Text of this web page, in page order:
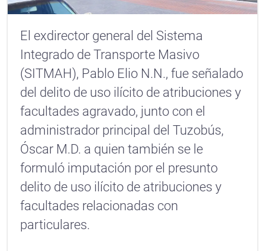
El exdirector general del Sistema
Integrado de Transporte Masivo
(SITMAH), Pablo Elio N.N., fue señalado
del delito de uso ilícito de atribuciones y
facultades agravado, junto con el
administrador principal del Tuzobús,
Óscar M.D. a quien también se le
formuló imputación por el presunto
delito de uso ilícito de atribuciones y
facultades relacionadas con
particulares.